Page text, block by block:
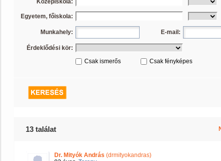
Középiskola:
Egyetem, főiskola:
Munkahely: E-mail:
Érdeklődési kör:
Csak ismerős
Csak fényképes
13 találat
Dr. Mityók András (drmityokandras)